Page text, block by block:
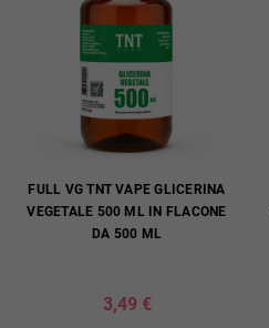
FULL VG TNT VAPE GLICERINA
VEGETALE 500 ML IN FLACONE
DA 500 ML
3,49 €